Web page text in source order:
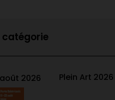
2026 Plein Art 2026